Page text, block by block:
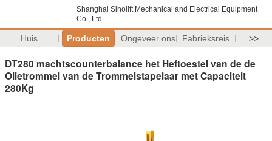
Shanghai Sinolift Mechanical and Electrical Equipment
Co., Ltd.
Huis Producten Ongeveer ons Fabrieksreis >>
DT280 machtscounterbalance het Heftoestel van de de
Olietrommel van de Trommelstapelaar met Capaciteit
280Kg